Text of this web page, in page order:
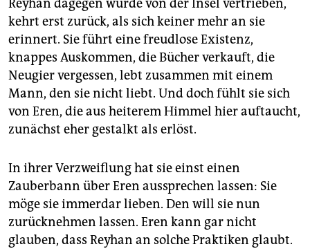
Reyhan dagegen wurde von der Insel vertrieben,
kehrt erst zurück, als sich keiner mehr an sie
erinnert. Sie führt eine freudlose Existenz,
knappes Auskommen, die Bücher verkauft, die
Neugier vergessen, lebt zusammen mit einem
Mann, den sie nicht liebt. Und doch fühlt sie sich
von Eren, die aus heiterem Himmel hier auftaucht,
zunächst eher gestalkt als erlöst.
In ihrer Verzweiflung hat sie einst einen
Zauberbann über Eren aussprechen lassen: Sie
möge sie immerdar lieben. Den will sie nun
zurücknehmen lassen. Eren kann gar nicht
glauben, dass Reyhan an solche Praktiken glaubt.